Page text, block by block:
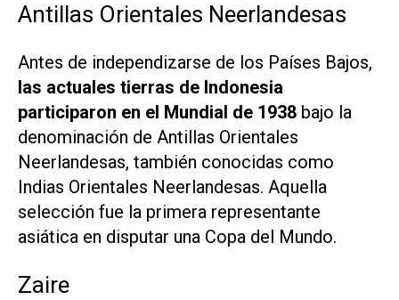
Antillas Orientales Neerlandesas
Antes de independizarse de los Países Bajos,
las actuales tierras de Indonesia
participaron en el Mundial de 1938 bajo la
denominación de Antillas Orientales
Neerlandesas, también conocidas como
Indias Orientales Neerlandesas. Aquella
selección fue la primera representante
asiática en disputar una Copa del Mundo.
Zaire